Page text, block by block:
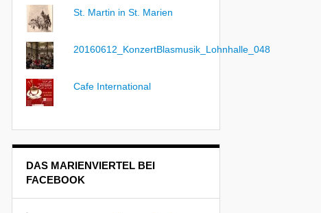
St. Martin in St. Marien
20160612_KonzertBlasmusik_Lohnhalle_048
Cafe International
DAS MARIENVIERTEL BEI
FACEBOOK